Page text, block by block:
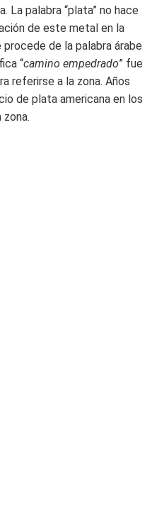
La palabra “plata” no hace
de este metal en la
de la palabra árabe
“camino empedrado” fue
referirse a la zona. Años
de plata americana en los